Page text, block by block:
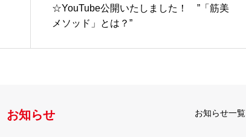
☆YouTube公開いたしました！ ”「筋美
メソッド」とは？”
お知らせ お知らせ一覧